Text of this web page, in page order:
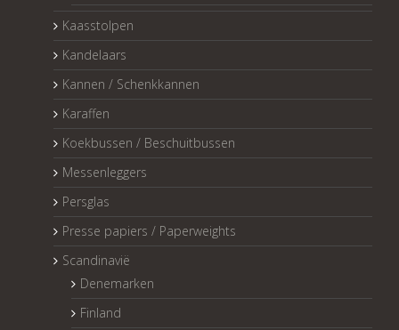
Kaasstolpen
Kandelaars
Kannen / Schenkkannen
Karaffen
Koekbussen / Beschuitbussen
Messenleggers
Persglas
Presse papiers / Paperweights
Scandinavië
Denemarken
Finland